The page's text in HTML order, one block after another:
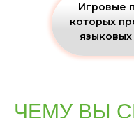
Игровые
которых
ЧЕМУ ВЫ